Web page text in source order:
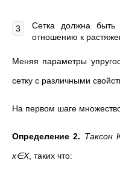
Сетка должна быть
отношению к
Меняя параметры
сетку с различными
На первом шаге
Определение 2. Таксон
x∈X, таких что: